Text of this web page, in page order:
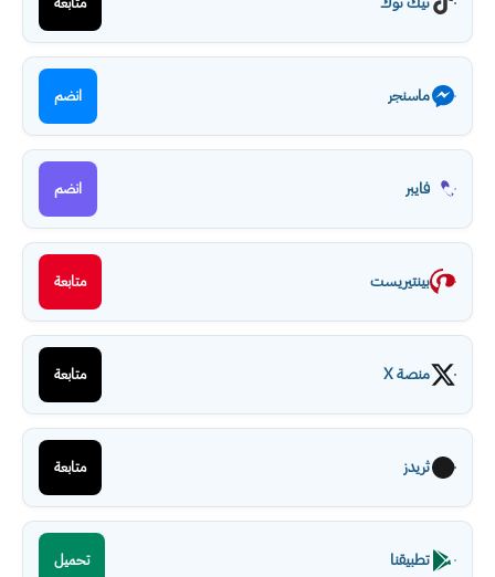
ماسنجر انضم
فايبر انضم
بينتيريست متابعة
منصة X متابعة
ثريدز متابعة
تطبيقنا تحميل